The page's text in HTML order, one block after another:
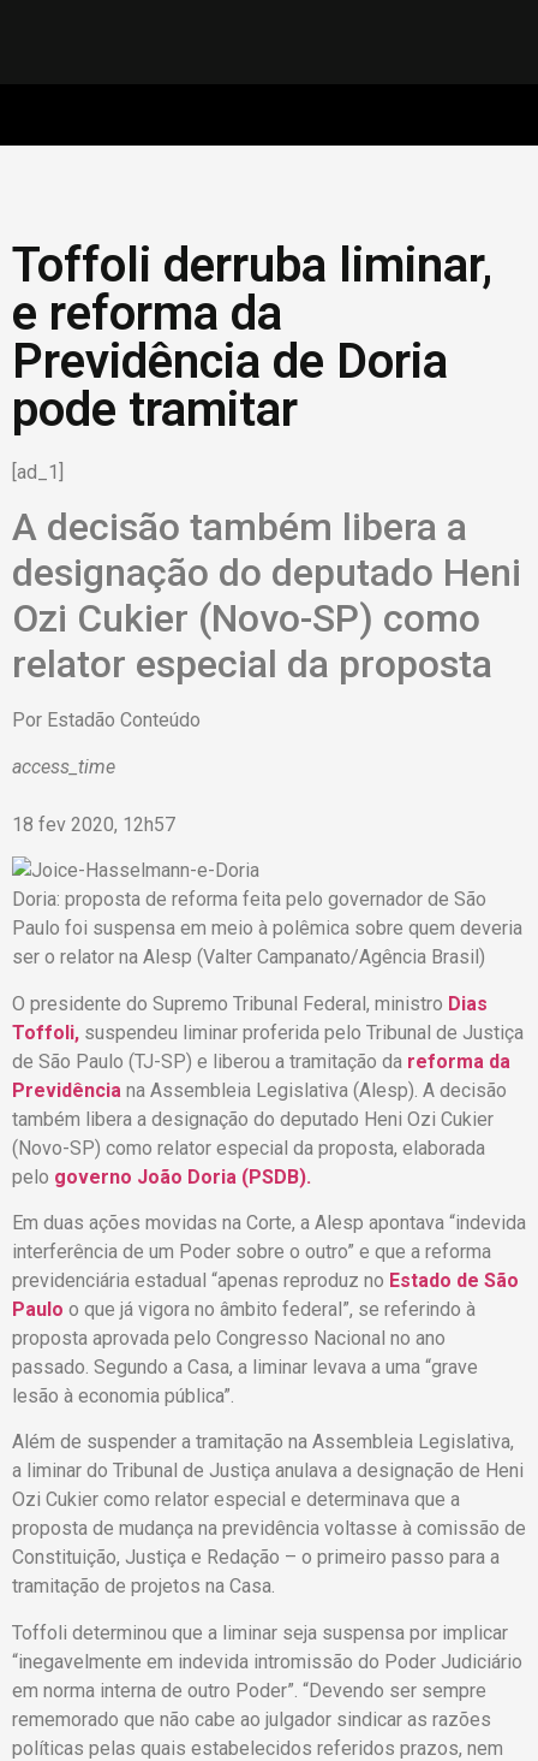
Toffoli derruba liminar,
e reforma da
Previdência de Doria
pode tramitar
[ad_1]
A decisão também libera a
designação do deputado Heni
Ozi Cukier (Novo-SP) como
relator especial da proposta
Por Estadão Conteúdo
access_time
18 fev 2020, 12h57
Doria: proposta de reforma feita pelo governador de São
Paulo foi suspensa em meio à polêmica sobre quem deveria
ser o relator na Alesp (Valter Campanato/Agência Brasil)
O presidente do Supremo Tribunal Federal, ministro Dias
Toffoli, suspendeu liminar proferida pelo Tribunal de Justiça
de São Paulo (TJ-SP) e liberou a tramitação da reforma da
Previdência na Assembleia Legislativa (Alesp). A decisão
também libera a designação do deputado Heni Ozi Cukier
(Novo-SP) como relator especial da proposta, elaborada
pelo governo João Doria (PSDB).
Em duas ações movidas na Corte, a Alesp apontava “indevida
interferência de um Poder sobre o outro” e que a reforma
previdenciária estadual “apenas reproduz no Estado de São
Paulo o que já vigora no âmbito federal”, se referindo à
proposta aprovada pelo Congresso Nacional no ano
passado. Segundo a Casa, a liminar levava a uma “grave
lesão à economia pública”.
Além de suspender a tramitação na Assembleia Legislativa,
a liminar do Tribunal de Justiça anulava a designação de Heni
Ozi Cukier como relator especial e determinava que a
proposta de mudança na previdência voltasse à comissão de
Constituição, Justiça e Redação – o primeiro passo para a
tramitação de projetos na Casa.
Toffoli determinou que a liminar seja suspensa por implicar
“inegavelmente em indevida intromissão do Poder Judiciário
em norma interna de outro Poder”. “Devendo ser sempre
rememorado que não cabe ao julgador sindicar as razões
políticas pelas quais estabelecidos referidos prazos, nem